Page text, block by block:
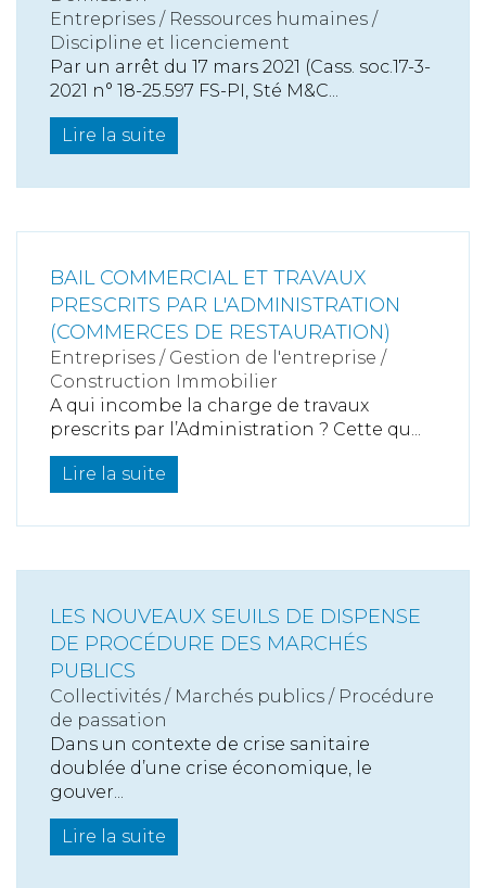
Entreprises / Ressources humaines /
Discipline et licenciement
Par un arrêt du 17 mars 2021 (Cass. soc.17-3-
2021 n° 18-25.597 FS-PI, Sté M&C...
Lire la suite
BAIL COMMERCIAL ET TRAVAUX
PRESCRITS PAR L'ADMINISTRATION
(COMMERCES DE RESTAURATION)
Entreprises / Gestion de l'entreprise /
Construction Immobilier
A qui incombe la charge de travaux
prescrits par l’Administration ? Cette qu...
Lire la suite
LES NOUVEAUX SEUILS DE DISPENSE
DE PROCÉDURE DES MARCHÉS
PUBLICS
Collectivités / Marchés publics / Procédure
de passation
Dans un contexte de crise sanitaire
doublée d’une crise économique, le
gouver...
Lire la suite